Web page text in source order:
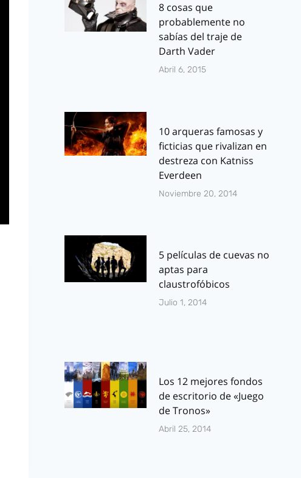
8 cosas que
probablemente no
sabías del traje de
Darth Vader
Abril 6, 2015
10 arqueras famosas y
ficticias que rivalizan en
destreza con Katniss
Everdeen
Noviembre 20, 2014
5 películas de cuevas no
aptas para
claustrofóbicos
Julio 1, 2014
Los 12 mejores fondos
de escritorio de «Juego
de Tronos»
Abril 25, 2014